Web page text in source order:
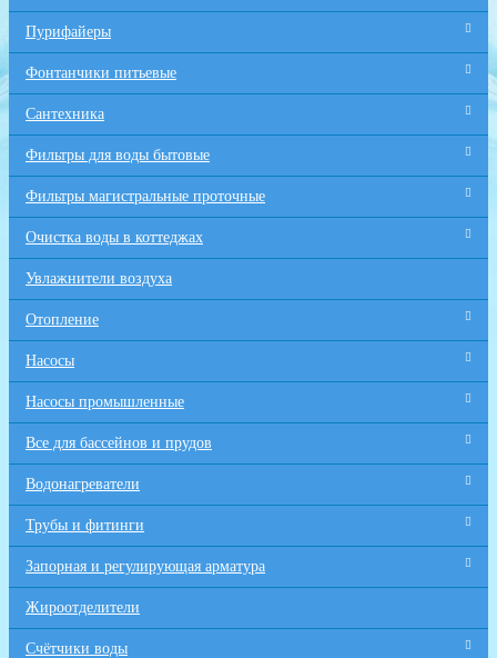
Пурифайеры
Фонтанчики питьевые
Сантехника
Фильтры для воды бытовые
Фильтры магистральные проточные
Очистка воды в коттеджах
Увлажнители воздуха
Отопление
Насосы
Насосы промышленные
Все для бaссейнов и прудов
Водонагреватели
Трубы и фитинги
Запорная и регулирующая арматура
Жироотделители
Счётчики воды